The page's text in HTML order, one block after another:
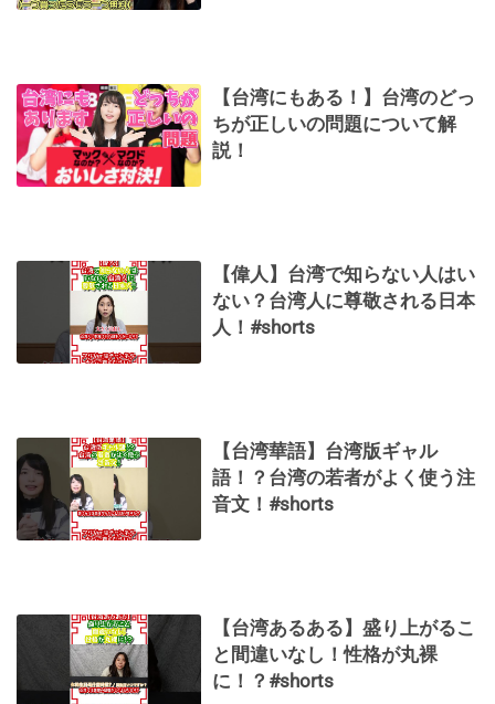
【台湾にもある！】台湾のどっ
ちが正しいの問題について解
説！
【偉人】台湾で知らない人はい
ない？台湾人に尊敬される日本
人！#shorts
【台湾華語】台湾版ギャル
語！？台湾の若者がよく使う注
音文！#shorts
【台湾あるある】盛り上がるこ
と間違いなし！性格が丸裸
に！？#shorts